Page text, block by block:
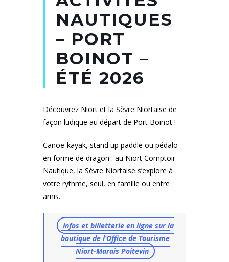
NAUTIQUES
– PORT
BOINOT –
ÉTÉ 2026
Découvrez Niort et la Sèvre Niortaise de
façon ludique au départ de Port Boinot !
Canoë-kayak, stand up paddle ou pédalo
en forme de dragon : au Niort Comptoir
Nautique, la Sèvre Niortaise s’explore à
votre rythme, seul, en famille ou entre
amis.
Infos et billetterie en ligne sur la
boutique de l’Office de Tourisme
Niort-Marais Poitevin